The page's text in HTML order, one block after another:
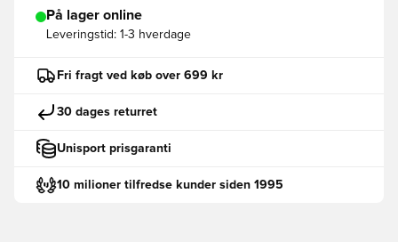
På lager online
Leveringstid: 1-3 hverdage
Fri fragt ved køb over 699 kr
30 dages returret
Unisport prisgaranti
10 milioner tilfredse kunder siden 1995